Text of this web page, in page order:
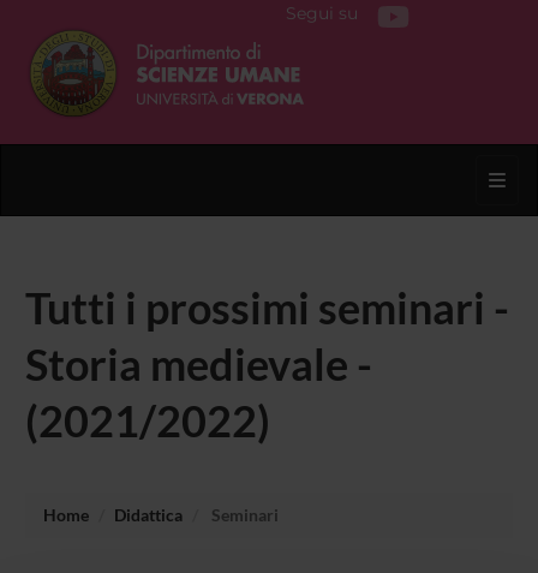
Segui su
Tutti i prossimi seminari -
Storia medievale -
(2021/2022)
Home Didattica Seminari